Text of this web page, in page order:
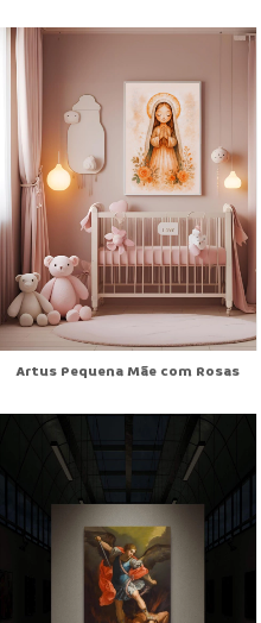
Artus Pequena Mãe com Rosas